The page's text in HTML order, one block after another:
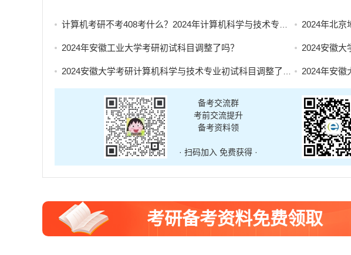
计算机考研不考408考什么？2024年计算机科学与技术专业自命题考试科目汇总 2024年北京
2024年安徽工业大学考研初试科目调整了吗？ 2024安徽大
2024安徽大学考研计算机科学与技术专业初试科目调整了吗？ 2024年安徽
备考交流群
考前交流提升
备考资料领
· 扫码加入 免费获得 ·
考研备考资料免费领取